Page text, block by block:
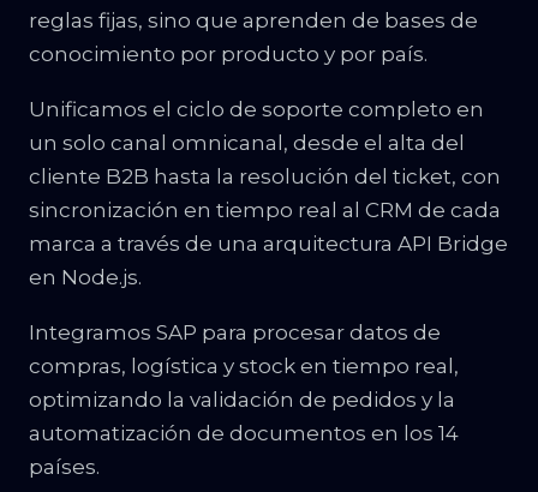
reglas fijas, sino que aprenden de bases de
conocimiento por producto y por país.
Unificamos el ciclo de soporte completo en
un solo canal omnicanal, desde el alta del
cliente B2B hasta la resolución del ticket, con
sincronización en tiempo real al CRM de cada
marca a través de una arquitectura API Bridge
en Node.js.
Integramos SAP para procesar datos de
compras, logística y stock en tiempo real,
optimizando la validación de pedidos y la
automatización de documentos en los 14
países.